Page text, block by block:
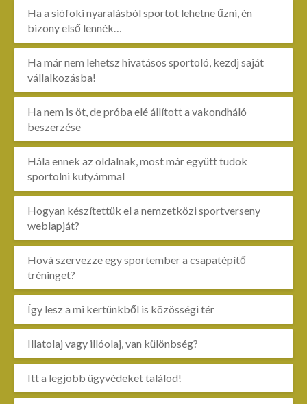
Ha a siófoki nyaralásból sportot lehetne űzni, én
bizony első lennék…
Ha már nem lehetsz hivatásos sportoló, kezdj saját
vállalkozásba!
Ha nem is öt, de próba elé állított a vakondháló
beszerzése
Hála ennek az oldalnak, most már együtt tudok
sportolni kutyámmal
Hogyan készítettük el a nemzetközi sportverseny
weblapját?
Hová szervezze egy sportember a csapatépítő
tréninget?
Így lesz a mi kertünkből is közösségi tér
Illatolaj vagy illóolaj, van különbség?
Itt a legjobb ügyvédeket találod!